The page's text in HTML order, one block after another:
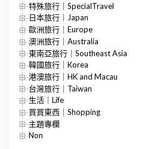
特殊旅行｜SpecialTravel
日本旅行｜Japan
歐洲旅行｜Europe
澳洲旅行｜Australia
東南亞旅行｜Southeast Asia
韓國旅行｜Korea
港澳旅行｜HK and Macau
台灣旅行｜Taiwan
生活｜Life
買買東西｜Shopping
主題專欄
Non